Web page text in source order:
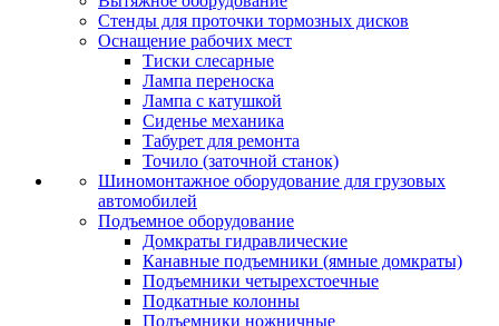
Стенды для проточки тормозных дисков
Оснащение рабочих мест
Тиски слесарные
Лампа переноска
Лампа с катушкой
Сиденье механика
Табурет для ремонта
Точило (заточной станок)
Шиномонтажное оборудование для грузовых
автомобилей
Подъемное оборудование
Домкраты гидравлические
Канавные подъемники (ямные домкраты)
Подъемники четырехстоечные
Подкатные колонны
Подъемники ножничные